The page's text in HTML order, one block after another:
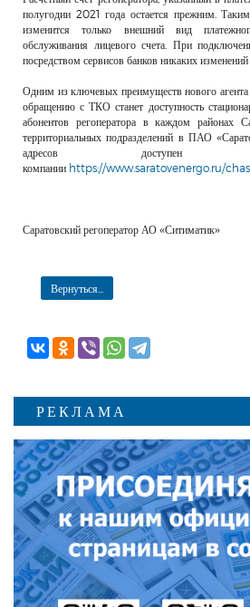
полугодии 2021 года остается прежним.
изменится только внешний вид
обслуживания лицевого счета. При
посредством сервисов банков никаких изменений
Одним из ключевых преимуществ нового
обращению с ТКО станет доступность
абонентов регоператора в каждом районах
территориальных подразделений в ПАО
адресов
компании https://www.saratovenergo.ru/
Саратовский регоператор АО «Ситиматик»
Вернуться...
РЕКЛАМА